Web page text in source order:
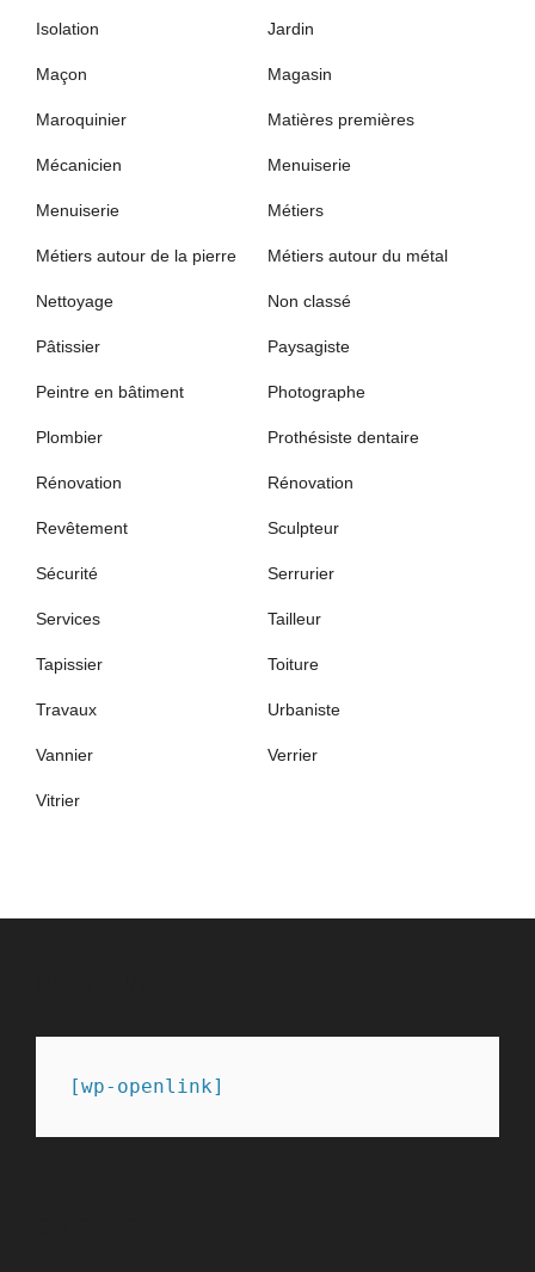
Isolation Jardin
Maçon Magasin
Maroquinier Matières premières
Mécanicien Menuiserie
Menuiserie Métiers
Métiers autour de la pierre Métiers autour du métal
Nettoyage Non classé
Pâtissier Paysagiste
Peintre en bâtiment Photographe
Plombier Prothésiste dentaire
Rénovation Rénovation
Revêtement Sculpteur
Sécurité Serrurier
Services Tailleur
Tapissier Toiture
Travaux Urbaniste
Vannier Verrier
Vitrier
[wp-openlink]